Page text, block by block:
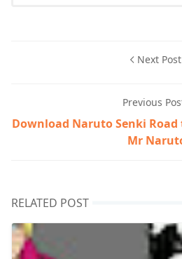
Next Post
Previous
Download Naruto Senki
Mr
RELATED POST